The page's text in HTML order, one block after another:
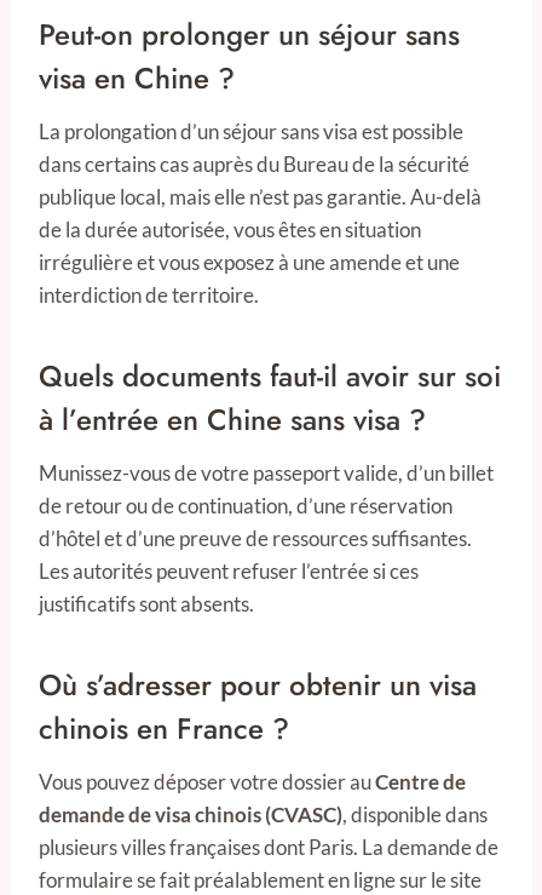
Peut-on prolonger un séjour sans
visa en Chine ?
La prolongation d’un séjour sans visa est possible
dans certains cas auprès du Bureau de la sécurité
publique local, mais elle n’est pas garantie. Au-delà
de la durée autorisée, vous êtes en situation
irrégulière et vous exposez à une amende et une
interdiction de territoire.
Quels documents faut-il avoir sur soi
à l’entrée en Chine sans visa ?
Munissez-vous de votre passeport valide, d’un billet
de retour ou de continuation, d’une réservation
d’hôtel et d’une preuve de ressources suffisantes.
Les autorités peuvent refuser l’entrée si ces
justificatifs sont absents.
Où s’adresser pour obtenir un visa
chinois en France ?
Vous pouvez déposer votre dossier auCentre de
demande de visa chinois (CVASC), disponible dans
plusieurs villes françaises dont Paris. La demande de
formulaire se fait préalablement en ligne sur le site